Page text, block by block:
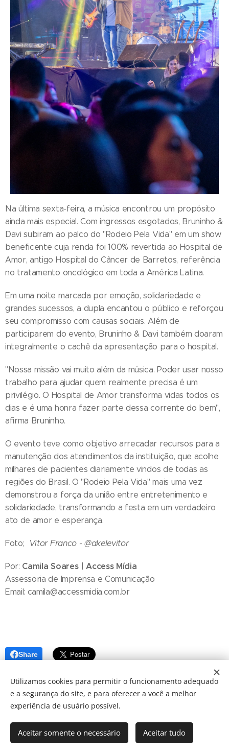
Na última sexta-feira, a música encontrou um propósito
ainda mais especial. Com ingressos esgotados, Bruninho &
Davi subiram ao palco do "Rodeio Pela Vida" em um show
beneficente cuja renda foi 100% revertida ao Hospital de
Amor, antigo Hospital do Câncer de Barretos, referência
no tratamento oncológico em toda a América Latina.
Em uma noite marcada por emoção, solidariedade e
grandes sucessos, a dupla encantou o público e reforçou
seu compromisso com causas sociais. Além de
participarem do evento, Bruninho & Davi também doaram
integralmente o cachê da apresentação para o hospital.
"Nossa missão vai muito além da música. Poder usar nosso
trabalho para ajudar quem realmente precisa é um
privilégio. O Hospital de Amor transforma vidas todos os
dias e é uma honra fazer parte dessa corrente do bem",
afirma Bruninho.
O evento teve como objetivo arrecadar recursos para a
manutenção dos atendimentos da instituição, que acolhe
milhares de pacientes diariamente vindos de todas as
regiões do Brasil. O "Rodeio Pela Vida" mais uma vez
demonstrou a força da união entre entretenimento e
solidariedade, transformando a festa em um verdadeiro
ato de amor e esperança.
Foto; Vitor Franco - @akelevitor
Por: Camila Soares | Access Mídia
Assessoria de Imprensa e Comunicação
Email: camila@accessmidia.com.br
Share
© 2024 JBarretos Eventos.
Utilizamos cookies para permitir o funcionamento adequado
e a segurança do site, e para oferecer a você a melhor
experiência de usuário possível.
Aceitar somente o necessário Aceitar tudo